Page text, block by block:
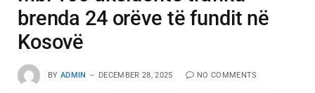
brenda 24 orëve të fundit në
Kosovë
BY ADMIN DECEMBER 28, 2025 NO COMMENTS